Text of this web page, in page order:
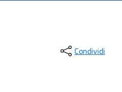
Condividi